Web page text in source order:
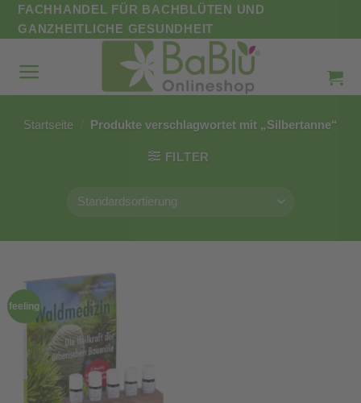
Zum
Inhalt
FACHHANDEL FÜR BACHBLÜTEN UND
GANZHEITLICHE GESUNDHEIT
Startseite Produkte verschlagwortet mit „Silbertanne“
FILTER
feeling